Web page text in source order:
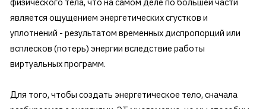
физического тела, что на самом деле по большей части
является ощущением энергетических сгустков и
уплотнений - результатом временных диспропорций или
всплесков (потерь) энергии вследствие работы
виртуальных программ.
Для того, чтобы создать энергетическое тело, сначала